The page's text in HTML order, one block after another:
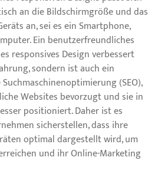
an die Bildschirmgröße und das
an, sei es ein Smartphone,
Ein benutzerfreundliches
responsives Design verbessert
sondern ist auch ein
(SEO),
Websites bevorzugt und sie in
positioniert. Daher ist es
sicherstellen, dass ihre
optimal dargestellt wird, um
und ihr Online-Marketing